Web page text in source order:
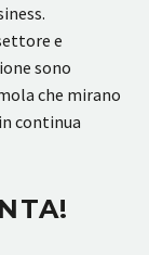
e
sono
che mirano
continua